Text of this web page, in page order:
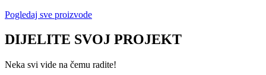
Pogledaj sve proizvode
DIJELITE SVOJ PROJEKT
Neka svi vide na čemu radite!